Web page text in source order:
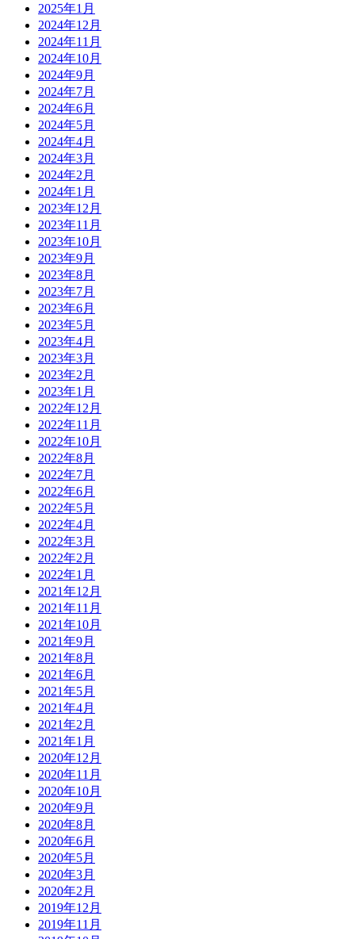
2025年1月
2024年12月
2024年11月
2024年10月
2024年9月
2024年7月
2024年6月
2024年5月
2024年4月
2024年3月
2024年2月
2024年1月
2023年12月
2023年11月
2023年10月
2023年9月
2023年8月
2023年7月
2023年6月
2023年5月
2023年4月
2023年3月
2023年2月
2023年1月
2022年12月
2022年11月
2022年10月
2022年8月
2022年7月
2022年6月
2022年5月
2022年4月
2022年3月
2022年2月
2022年1月
2021年12月
2021年11月
2021年10月
2021年9月
2021年8月
2021年6月
2021年5月
2021年4月
2021年2月
2021年1月
2020年12月
2020年11月
2020年10月
2020年9月
2020年8月
2020年6月
2020年5月
2020年3月
2020年2月
2019年12月
2019年11月